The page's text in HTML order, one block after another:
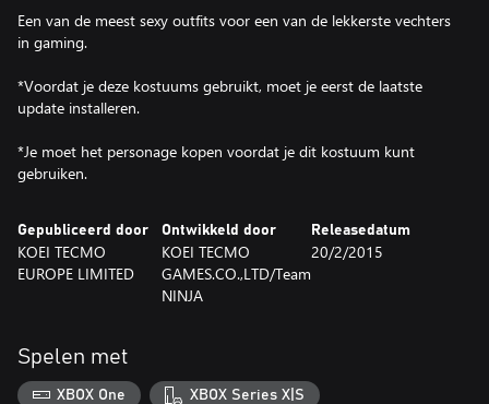
Een van de meest sexy outfits voor een van de lekkerste vechters
in gaming.
*Voordat je deze kostuums gebruikt, moet je eerst de laatste
update installeren.
*Je moet het personage kopen voordat je dit kostuum kunt
gebruiken.
Gepubliceerd door
KOEI TECMO
EUROPE LIMITED
Ontwikkeld door
KOEI TECMO
GAMES.CO.,LTD/Team
NINJA
Releasedatum
20/2/2015
Spelen met
XBOX One XBOX Series X|S